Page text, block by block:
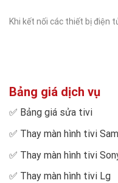
Khi kết nối các thiết bị điện
Bảng giá dịch vụ
✅ Bảng giá sửa tivi
✅ Thay màn hình tivi
✅ Thay màn hình tivi
✅ Thay màn hình tivi Lg